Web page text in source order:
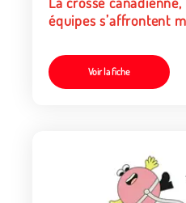
équipes s’affrontent
Voir la fiche